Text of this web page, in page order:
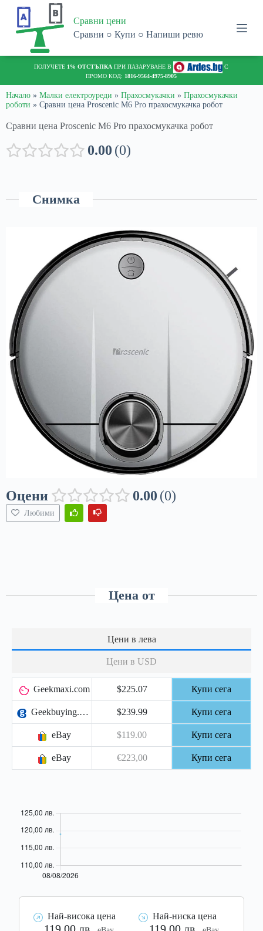
o
n
t
n
Сравни цени
Сравни ○ Купи ○ Напиши ревю
Начало » Малки електроуреди » Прахосмукачки » Прахосмукачки
роботи » Сравни цена Proscenic M6 Pro прахосмукачка робот
Сравни цена Proscenic M6 Pro прахосмукачка робот
0.00 0
Снимка
Оцени 0.00 0
Любими
Цена от
Цени в лева
Цени в USD
Geekmaxi.com $225.07 Купи сега
Geekbuying.com $239.99 Купи сега
eBay $119.00 Купи сега
eBay €223,00 Купи сега
Най-висока цена
119,00 лв.
Най-ниска цена
119,00 лв.